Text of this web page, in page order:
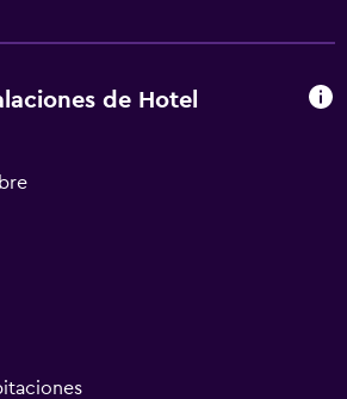
de Hotel